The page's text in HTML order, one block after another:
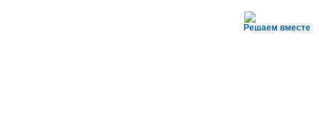
Решаем вместе